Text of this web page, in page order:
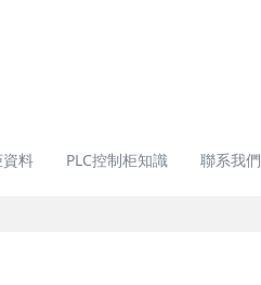
料 PLC控制柜知識 聯系我們